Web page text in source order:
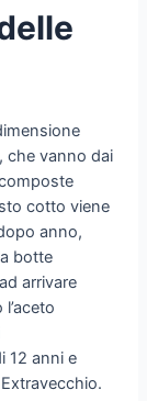
che vanno dai
cotto viene
anno,
botte
arrivare
12 anni e